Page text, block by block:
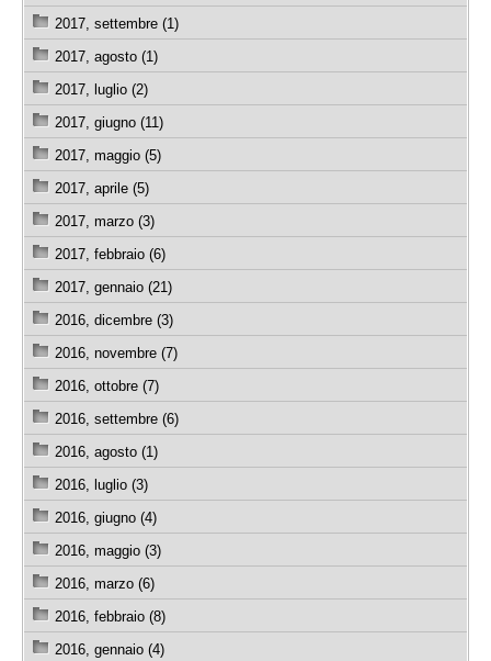
2017, settembre (1)
2017, agosto (1)
2017, luglio (2)
2017, giugno (11)
2017, maggio (5)
2017, aprile (5)
2017, marzo (3)
2017, febbraio (6)
2017, gennaio (21)
2016, dicembre (3)
2016, novembre (7)
2016, ottobre (7)
2016, settembre (6)
2016, agosto (1)
2016, luglio (3)
2016, giugno (4)
2016, maggio (3)
2016, marzo (6)
2016, febbraio (8)
2016, gennaio (4)